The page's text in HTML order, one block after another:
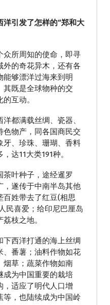
引发了怎样的“郑和大
众所周知的使命，即寻
外的奇花异木，还有各
能够漂洋过海来到明
其既是全球物种的交
互动。
都满载丝绸、瓷器、
色物产，同各国商民交
牙、珍珠、珊瑚、香料
达11大类191种。
叶种子，途经暹罗
，遂传于中南半岛其他
百姓带去了红豆(相思
民喜爱；给印尼巴厘岛
枝之地。
西洋打通的海上丝绸
、番薯；油料作物如花
烟草；蔬菜作物如南
成为中国重要的栽培
，适应了明代人口增
等，也陆续成为中国岭